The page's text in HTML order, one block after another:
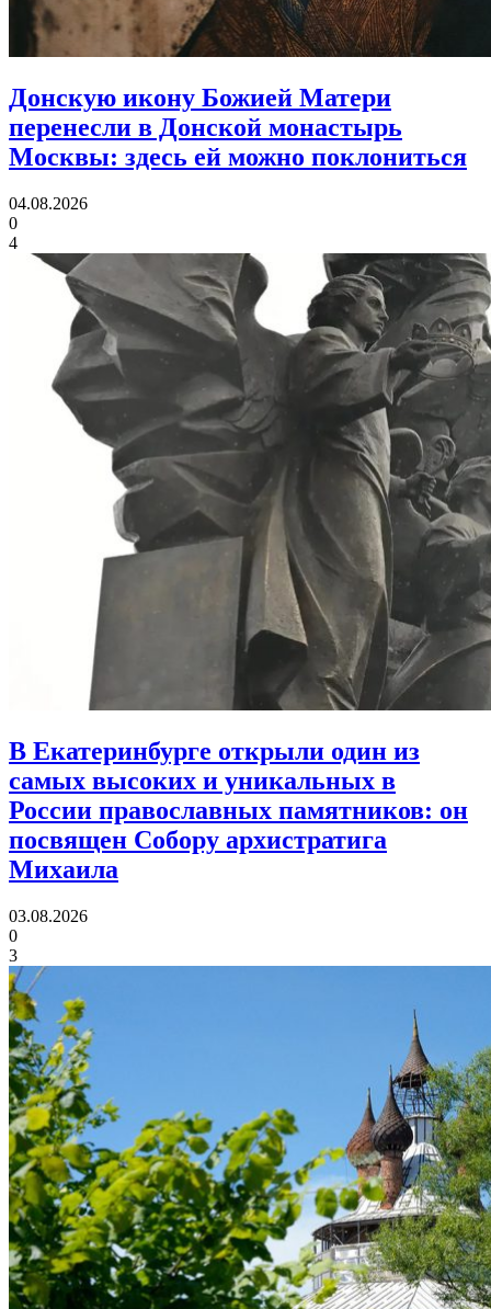
Донскую икону Божией Матери
перенесли в Донской монастырь
Москвы: здесь ей можно поклониться
04.08.2026
0
4
В Екатеринбурге открыли один из
самых высоких и уникальных в
России православных памятников: он
посвящен Собору архистратига
Михаила
03.08.2026
0
3